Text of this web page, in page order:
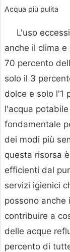
Acqua più pulita
L'uso
anche il clima
70 percento
solo il 3
dolce e solo l'1
l'acqua
fondamentale
dei modi più
questa risorsa
efficienti dal
servizi igienici
possono anche
contribuire a
delle acque
percento di